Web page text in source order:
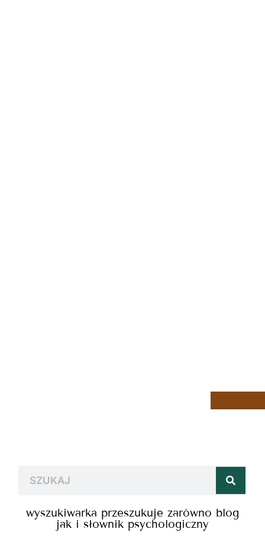
wyszukiwarka przeszukuje zarówno blog
jak i słownik psychologiczny